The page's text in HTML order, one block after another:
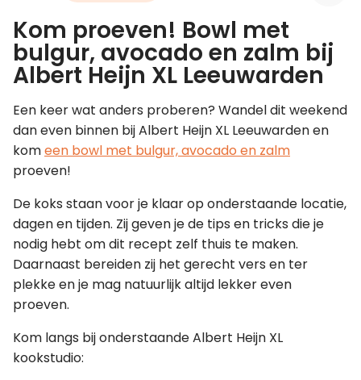
Leer koken als een chef
Kooktips & blogs
Kom proeven! Bowl met
bulgur, avocado en zalm bij
Albert Heijn XL Leeuwarden
Een keer wat anders proberen? Wandel dit weekend
dan even binnen bij Albert Heijn XL Leeuwarden en
komeen bowl met bulgur, avocado en zalm
proeven!
De koks staan voor je klaar op onderstaande locatie,
dagen en tijden. Zij geven je de tips en tricks die je
nodig hebt om dit recept zelf thuis te maken.
Daarnaast bereiden zij het gerecht vers en ter
plekke en je mag natuurlijk altijd lekker even
proeven.
Kom langs bij onderstaande Albert Heijn XL
kookstudio: